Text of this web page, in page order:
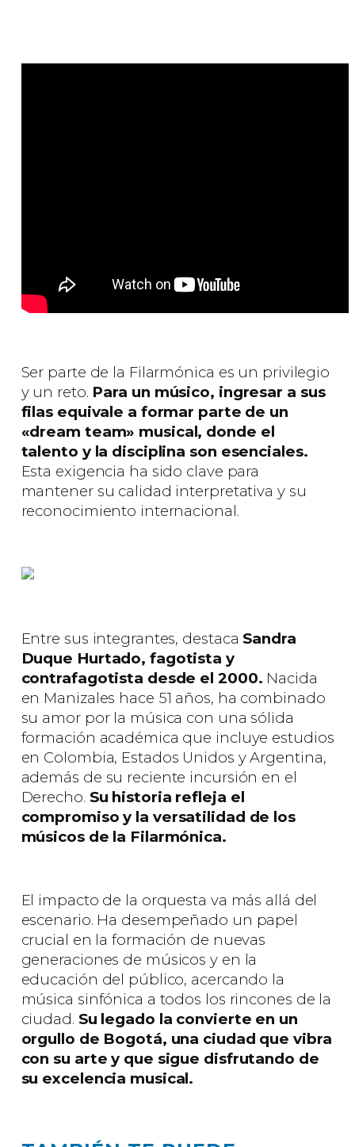
Ser parte de la Filarmónica es un privilegio
y un reto. Para un músico, ingresar a sus
filas equivale a formar parte de un
«dream team» musical, donde el
talento y la disciplina son esenciales.
Esta exigencia ha sido clave para
mantener su calidad interpretativa y su
reconocimiento internacional.
Entre sus integrantes, destaca Sandra
Duque Hurtado, fagotista y
contrafagotista desde el 2000. Nacida
en Manizales hace 51 años, ha combinado
su amor por la música con una sólida
formación académica que incluye estudios
en Colombia, Estados Unidos y Argentina,
además de su reciente incursión en el
Derecho. Su historia refleja el
compromiso y la versatilidad de los
músicos de la Filarmónica.
El impacto de la orquesta va más allá del
escenario. Ha desempeñado un papel
crucial en la formación de nuevas
generaciones de músicos y en la
educación del público, acercando la
música sinfónica a todos los rincones de la
ciudad. Su legado la convierte en un
orgullo de Bogotá, una ciudad que vibra
con su arte y que sigue disfrutando de
su excelencia musical.